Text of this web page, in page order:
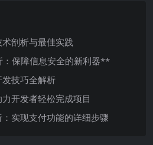
剖析与最佳实践
保障信息安全的新利器**
技巧全解析
开发者轻松完成项目
实现支付功能的详细步骤